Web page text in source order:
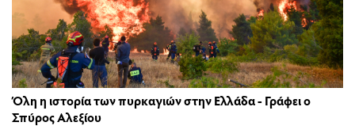
Όλη η ιστορία των πυρκαγιών στην Ελλάδα - Γράφει ο
Σπύρος Αλεξίου